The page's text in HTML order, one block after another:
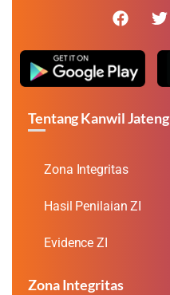
Tentang Kanwil Jateng
Zona Integritas
Hasil Penilaian ZI
Evidence ZI
Zona Integritas